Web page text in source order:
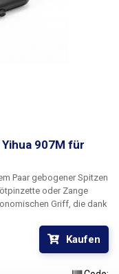
907M für
Paar gebogener Spitzen
Griff, die dank
Die Kontakte des
erfolgt das Löten oder
thermische Belastung
Kaufen